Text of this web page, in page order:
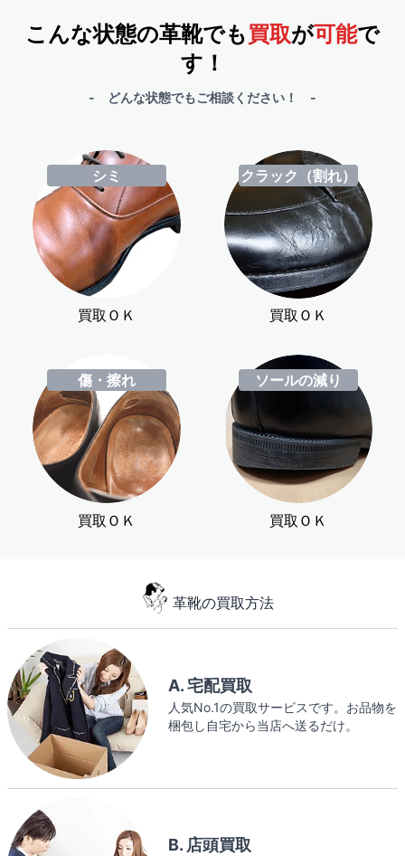
こんな状態の革靴でも買取が可能で
す！
- どんな状態でもご相談ください！ -
シミ
買取ＯＫ
クラック（割れ）
買取ＯＫ
傷・擦れ
買取ＯＫ
ソールの減り
買取ＯＫ
革靴の買取方法
A. 宅配買取
人気No.1の買取サービスです。お品物を
梱包し自宅から当店へ送るだけ。
B. 店頭買取